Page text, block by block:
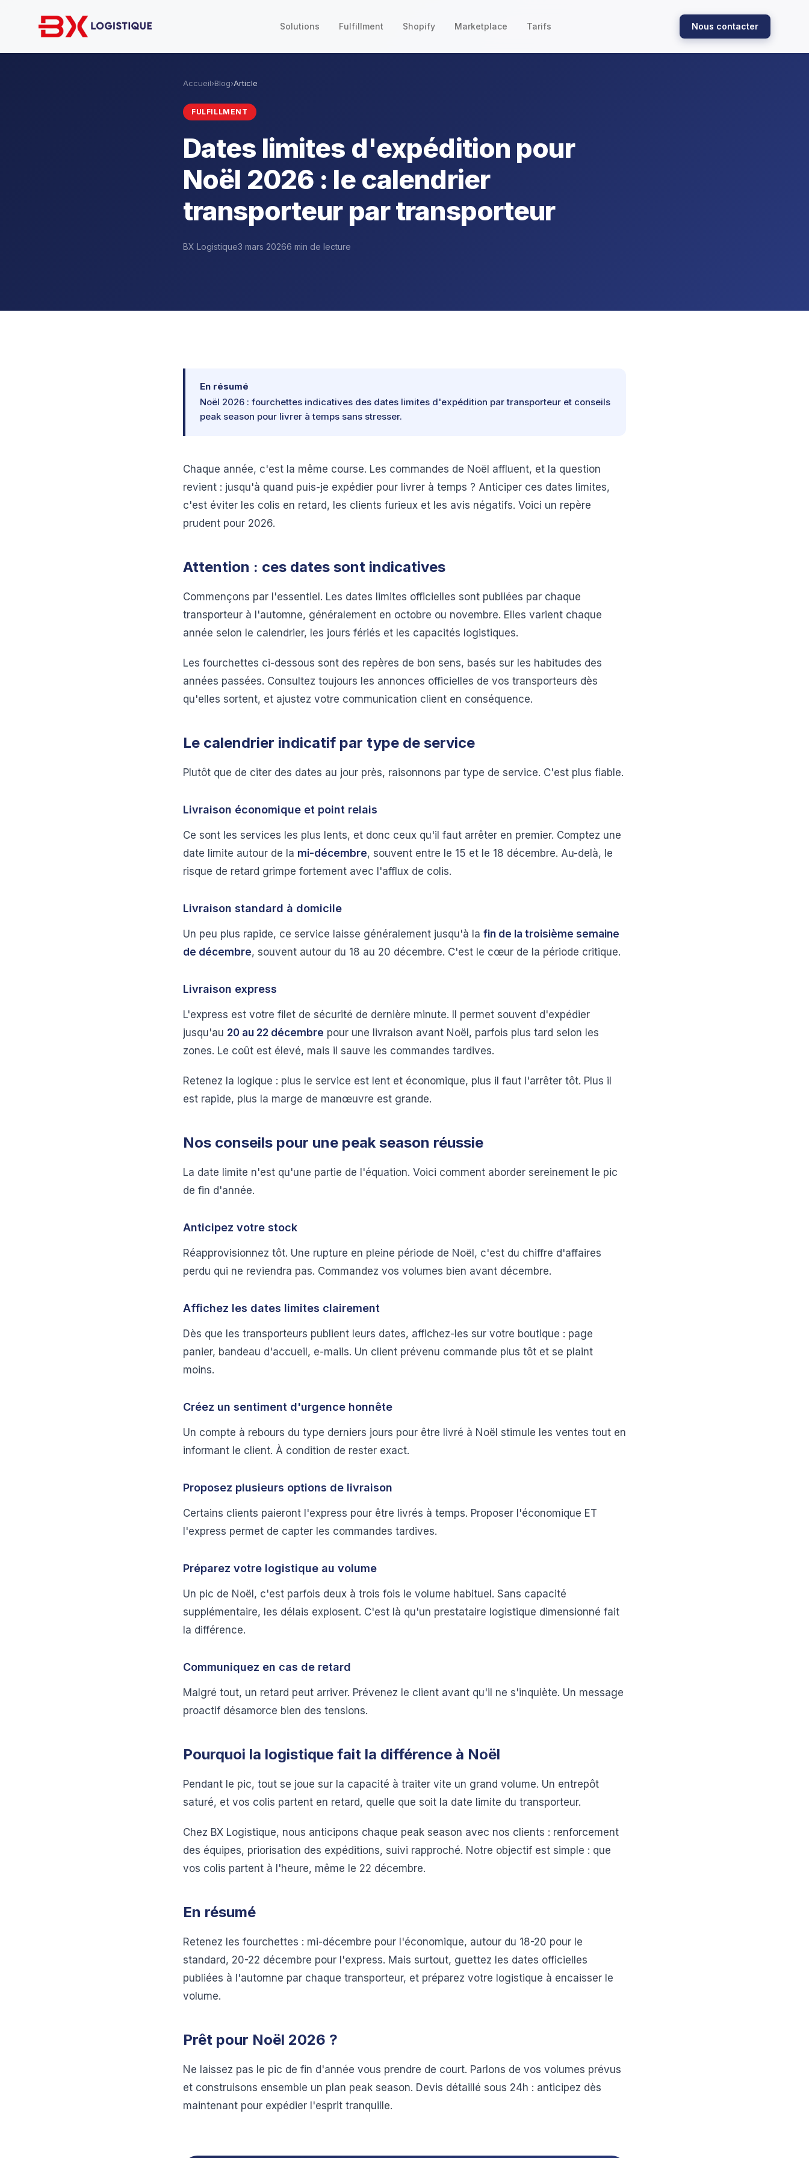
Solutions Fulfillment Shopify Marketplace Tarifs Nous contacter
Accueil›Blog›Article
FULFILLMENT
Dates limites d'expédition pour
Noël 2026 : le calendrier
transporteur par transporteur
BX Logistique3 mars 20266 min de lecture
En résumé
Noël 2026 : fourchettes indicatives des dates limites d'expédition par transporteur et conseils
peak season pour livrer à temps sans stresser.
Chaque année, c'est la même course. Les commandes de Noël affluent, et la question
revient : jusqu'à quand puis-je expédier pour livrer à temps ? Anticiper ces dates limites,
c'est éviter les colis en retard, les clients furieux et les avis négatifs. Voici un repère
prudent pour 2026.
Attention : ces dates sont indicatives
Commençons par l'essentiel. Les dates limites officielles sont publiées par chaque
transporteur à l'automne, généralement en octobre ou novembre. Elles varient chaque
année selon le calendrier, les jours fériés et les capacités logistiques.
Les fourchettes ci-dessous sont des repères de bon sens, basés sur les habitudes des
années passées. Consultez toujours les annonces officielles de vos transporteurs dès
qu'elles sortent, et ajustez votre communication client en conséquence.
Le calendrier indicatif par type de service
Plutôt que de citer des dates au jour près, raisonnons par type de service. C'est plus fiable.
Livraison économique et point relais
Ce sont les services les plus lents, et donc ceux qu'il faut arrêter en premier. Comptez une
date limite autour de la mi-décembre, souvent entre le 15 et le 18 décembre. Au-delà, le
risque de retard grimpe fortement avec l'afflux de colis.
Livraison standard à domicile
Un peu plus rapide, ce service laisse généralement jusqu'à la fin de la troisième semaine
de décembre, souvent autour du 18 au 20 décembre. C'est le cœur de la période critique.
Livraison express
L'express est votre filet de sécurité de dernière minute. Il permet souvent d'expédier
jusqu'au 20 au 22 décembre pour une livraison avant Noël, parfois plus tard selon les
zones. Le coût est élevé, mais il sauve les commandes tardives.
Retenez la logique : plus le service est lent et économique, plus il faut l'arrêter tôt. Plus il
est rapide, plus la marge de manœuvre est grande.
Nos conseils pour une peak season réussie
La date limite n'est qu'une partie de l'équation. Voici comment aborder sereinement le pic
de fin d'année.
Anticipez votre stock
Réapprovisionnez tôt. Une rupture en pleine période de Noël, c'est du chiffre d'affaires
perdu qui ne reviendra pas. Commandez vos volumes bien avant décembre.
Affichez les dates limites clairement
Dès que les transporteurs publient leurs dates, affichez-les sur votre boutique : page
panier, bandeau d'accueil, e-mails. Un client prévenu commande plus tôt et se plaint
moins.
Créez un sentiment d'urgence honnête
Un compte à rebours du type derniers jours pour être livré à Noël stimule les ventes tout en
informant le client. À condition de rester exact.
Proposez plusieurs options de livraison
Certains clients paieront l'express pour être livrés à temps. Proposer l'économique ET
l'express permet de capter les commandes tardives.
Préparez votre logistique au volume
Un pic de Noël, c'est parfois deux à trois fois le volume habituel. Sans capacité
supplémentaire, les délais explosent. C'est là qu'un prestataire logistique dimensionné fait
la différence.
Communiquez en cas de retard
Malgré tout, un retard peut arriver. Prévenez le client avant qu'il ne s'inquiète. Un message
proactif désamorce bien des tensions.
Pourquoi la logistique fait la différence à Noël
Pendant le pic, tout se joue sur la capacité à traiter vite un grand volume. Un entrepôt
saturé, et vos colis partent en retard, quelle que soit la date limite du transporteur.
Chez BX Logistique, nous anticipons chaque peak season avec nos clients : renforcement
des équipes, priorisation des expéditions, suivi rapproché. Notre objectif est simple : que
vos colis partent à l'heure, même le 22 décembre.
En résumé
Retenez les fourchettes : mi-décembre pour l'économique, autour du 18-20 pour le
standard, 20-22 décembre pour l'express. Mais surtout, guettez les dates officielles
publiées à l'automne par chaque transporteur, et préparez votre logistique à encaisser le
volume.
Prêt pour Noël 2026 ?
Ne laissez pas le pic de fin d'année vous prendre de court. Parlons de vos volumes prévus
et construisons ensemble un plan peak season. Devis détaillé sous 24h : anticipez dès
maintenant pour expédier l'esprit tranquille.